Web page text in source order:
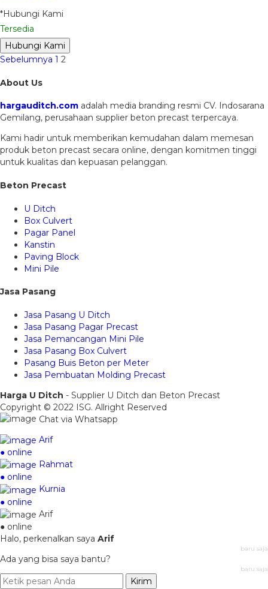
*Hubungi Kami
Tersedia
Hubungi Kami
Sebelumnya 1 2
About Us
hargauditch.com adalah media branding resmi CV. Indosarana
Gemilang, perusahaan supplier beton precast terpercaya.
Kami hadir untuk memberikan kemudahan dalam memesan
produk beton precast secara online, dengan komitmen tinggi
untuk kualitas dan kepuasan pelanggan.
Beton Precast
U Ditch
Box Culvert
Pagar Panel
Kanstin
Paving Block
Mini Pile
Jasa Pasang
Jasa Pasang U Ditch
Jasa Pasang Pagar Precast
Jasa Pemancangan Mini Pile
Jasa Pasang Box Culvert
Pasang Buis Beton per Meter
Jasa Pembuatan Molding Precast
Harga U Ditch - Supplier U Ditch dan Beton Precast
Copyright © 2022 ISG. Allright Reserved
Chat via Whatsapp
Arif
● online
Rahmat
● online
Kurnia
● online
Arif
● online
Halo, perkenalkan saya Arif
baru saja
Ada yang bisa saya bantu?
baru saja
Kirim